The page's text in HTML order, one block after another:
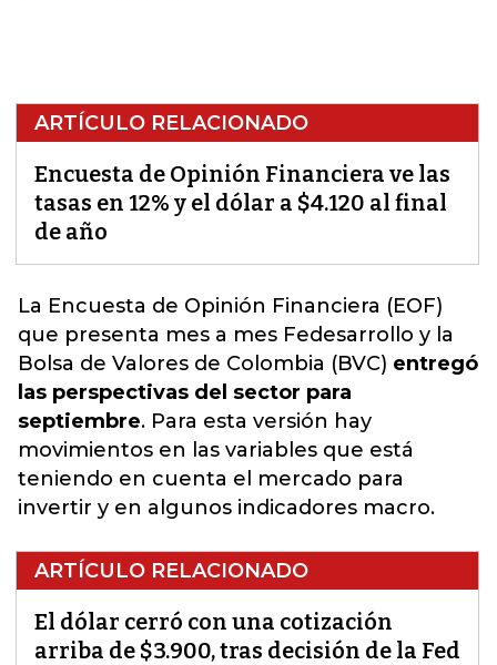
ARTÍCULO RELACIONADO
Encuesta de Opinión Financiera ve las
tasas en 12% y el dólar a $4.120 al final
de año
La Encuesta de Opinión Financiera (EOF)
que presenta mes a mes Fedesarrollo y la
Bolsa de Valores de Colombia (BVC) entregó
las perspectivas del sector para
septiembre. Para esta versión hay
movimientos en las variables que está
teniendo en cuenta el mercado para
invertir y en algunos indicadores macro.
ARTÍCULO RELACIONADO
El dólar cerró con una cotización
arriba de $3.900, tras decisión de la Fed